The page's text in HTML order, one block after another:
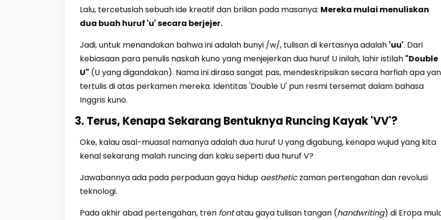
Lalu, tercetuslah sebuah ide kreatif dan brilian pada masanya: Mereka mulai menuliskan
dua buah huruf 'u' secara berjejer.
Jadi, untuk menandakan bahwa ini adalah bunyi /w/, tulisan di kertasnya adalah 'uu'. Dari
kebiasaan para penulis naskah kuno yang menjejerkan dua huruf U inilah, lahir istilah "Double
U" (U yang digandakan). Nama ini dirasa sangat pas, mendeskripsikan secara harfiah apa
tertulis di atas perkamen mereka. Identitas 'Double U' pun resmi tersemat dalam bahasa
Inggris kuno.
3. Terus, Kenapa Sekarang Bentuknya Runcing Kayak 'VV'?
Oke, kalau asal-muasal namanya adalah dua huruf U yang digabung, kenapa wujud yang kita
kenal sekarang malah runcing dan kaku seperti dua huruf V?
Jawabannya ada pada perpaduan gaya hidup aestheticzaman pertengahan dan revolusi
teknologi.
Pada akhir abad pertengahan, tren fontatau gaya tulisan tangan (handwriting) di Eropa